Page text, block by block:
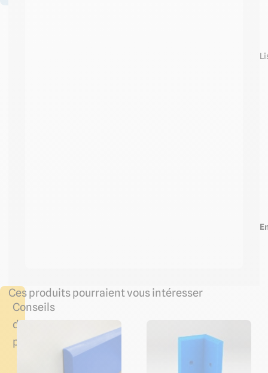
Conseils
de
pose
Ces produits pourraient vous intéresser